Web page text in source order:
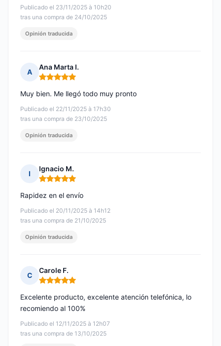
Publicado el 23/11/2025 à 10h20
tras una compra de 24/10/2025
Opinión traducida
A
Ana Marta I.
Nota: 5 de 5
Publicado el 22/11/2025 à 17h30
tras una compra de 23/10/2025
Muy bien. Me llegó todo muy pronto
Opinión traducida
I
Ignacio M.
Nota: 5 de 5
Publicado el 20/11/2025 à 14h12
tras una compra de 21/10/2025
Rapidez en el envío
Opinión traducida
C
Carole F.
Nota: 5 de 5
Publicado el 12/11/2025 à 12h07
tras una compra de 13/10/2025
Excelente producto, excelente atención telefónica, lo
recomiendo al 100%